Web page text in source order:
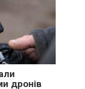
дронів